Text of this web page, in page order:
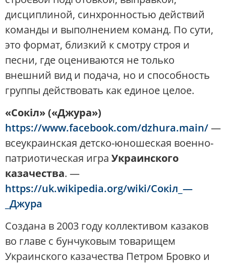
дисциплиной, синхронностью действий
команды и выполнением команд. По сути,
это формат, близкий к смотру строя и
песни, где оцениваются не только
внешний вид и подача, но и способность
группы действовать как единое целое.
«Сокіл» («Джура»)
https://www.facebook.com/dzhura.main/—
всеукраинская детско-юношеская военно-
патриотическая игра Украинского
казачества. —
https://uk.wikipedia.org/wiki/Сокіл_—
_Джура
Создана в 2003 году коллективом казаков
во главе с бунчуковым товарищем
Украинского казачества Петром Бровко и